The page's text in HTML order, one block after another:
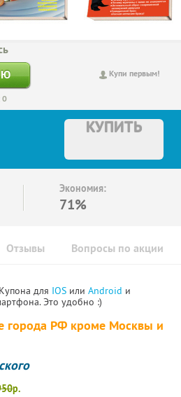
Купи первым!
0
КУПИТЬ
Экономия:
71%
Отзывы Вопросы по акции
для IOS или Android и
Это удобно :)
города РФ кроме Москвы и
р.